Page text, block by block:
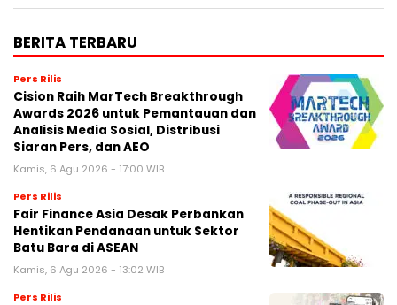
BERITA TERBARU
Pers Rilis
Cision Raih MarTech Breakthrough
Awards 2026 untuk Pemantauan dan
Analisis Media Sosial, Distribusi
Siaran Pers, dan AEO
Kamis, 6 Agu 2026 - 17:00 WIB
Pers Rilis
Fair Finance Asia Desak Perbankan
Hentikan Pendanaan untuk Sektor
Batu Bara di ASEAN
Kamis, 6 Agu 2026 - 13:02 WIB
Pers Rilis